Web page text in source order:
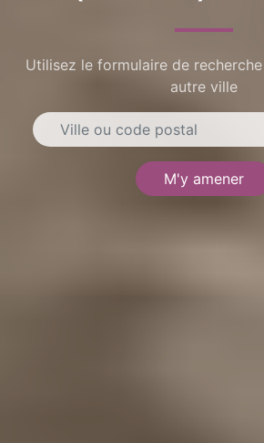
Utilisez le formulaire de
autre ville
M'y amener